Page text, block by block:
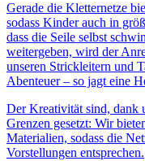
Gerade die Kletternetze
sodass Kinder auch in
dass die Seile selbst
weitergeben, wird der
unseren Strickleitern und
Abenteuer – so jagt eine
Der Kreativität sind, dank
Grenzen gesetzt: Wir
Materialien, sodass die
Vorstellungen entsprechen.